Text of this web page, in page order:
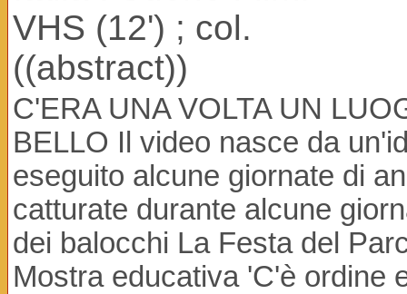
VHS (12') ; col.
((abstract))
C'ERA UNA VOLTA UN
BELLO Il video nasce da
eseguito alcune giornate di
catturate durante alcune
dei balocchi La Festa del
Mostra educativa 'C'è ordine